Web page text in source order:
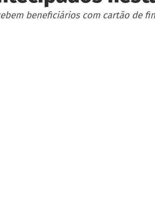
beneficiários com cartão de